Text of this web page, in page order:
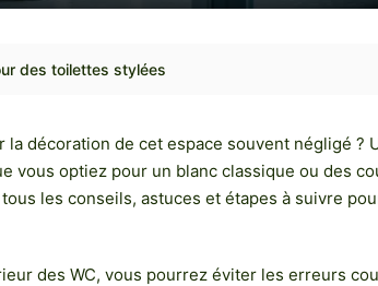
des toilettes stylées
la décoration de cet espace souvent négligé
vous optiez pour un blanc classique ou des
les conseils, astuces et étapes à suivre
des WC, vous pourrez éviter les erreurs